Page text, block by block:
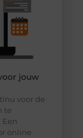
jouw
voor de
te
online